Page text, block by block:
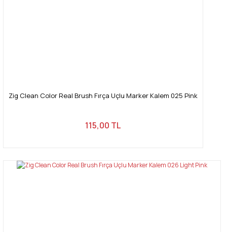
Zig Clean Color Real Brush Fırça Uçlu Marker Kalem 025 Pink
115,00 TL